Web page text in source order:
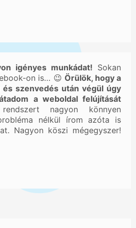
igényes munkádat! Sokan
on is… 😉 Örülök, hogy a
szenvedés után végül úgy
a weboldal felújítását
nagyon könnyen
nélkül írom azóta is
Nagyon köszi mégegyszer!